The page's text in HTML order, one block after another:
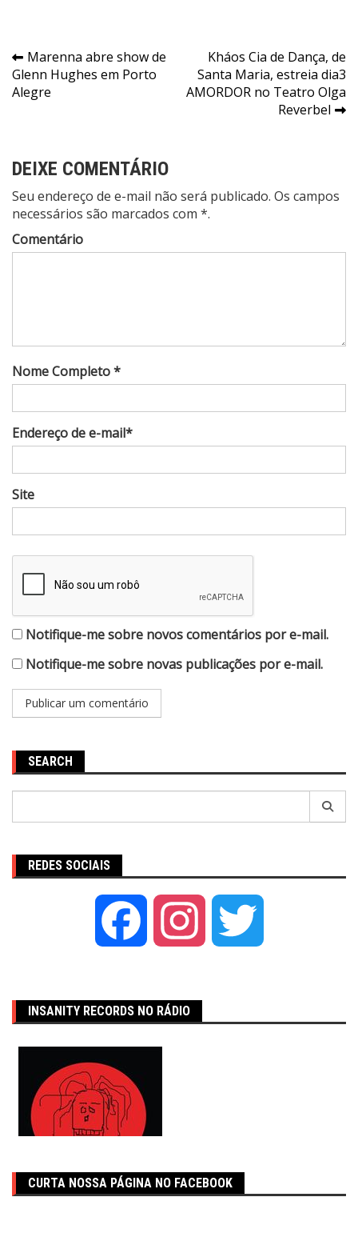
Navegação
de
Marenna abre show de
Glenn Hughes em Porto
Alegre
Kháos Cia de Dança, de
Santa Maria, estreia dia3
AMORDOR no Teatro Olga
Reverbel
DEIXE COMENTÁRIO
Seu endereço de e-mail não será publicado. Os campos
necessários são marcados com *.
Comentário
Nome Completo *
Endereço de e-mail*
Site
Notifique-me sobre novos comentários por e-mail.
Notifique-me sobre novas publicações por e-mail.
SEARCH
REDES SOCIAIS
Facebook Instagram
INSANITY RECORDS NO RÁDIO
CURTA NOSSA PÁGINA NO FACEBOOK